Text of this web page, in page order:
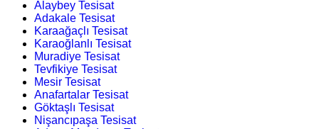
Alaybey Tesisat
Adakale Tesisat
Karaağaçlı Tesisat
Karaoğlanlı Tesisat
Muradiye Tesisat
Tevfikiye Tesisat
Mesir Tesisat
Anafartalar Tesisat
Göktaşlı Tesisat
Nişancıpaşa Tesisat